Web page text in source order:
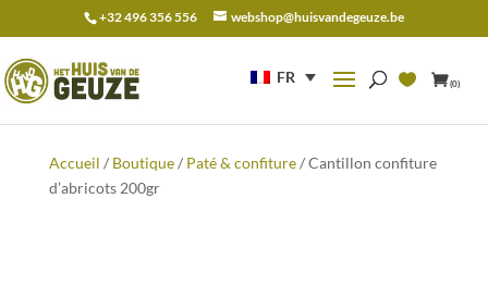
+32 496 356 556 webshop@huisvandegeuze.be
FR (0)
pour :
Accueil / Boutique/ Paté & confiture/ Cantillon confiture
d’abricots 200gr